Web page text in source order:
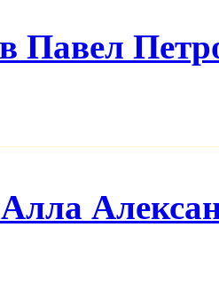
Павел